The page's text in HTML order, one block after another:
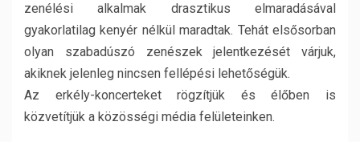
zenélési alkalmak drasztikus elmaradásával
gyakorlatilag kenyér nélkül maradtak. Tehát elsősorban
olyan szabadúszó zenészek jelentkezését várjuk,
akiknek jelenleg nincsen fellépési lehetőségük.
Az erkély-koncerteket rögzítjük és élőben is
közvetítjük a közösségi média felületeinken.